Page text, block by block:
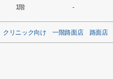
1階 -
クリニック向け 一階路面店 路面店